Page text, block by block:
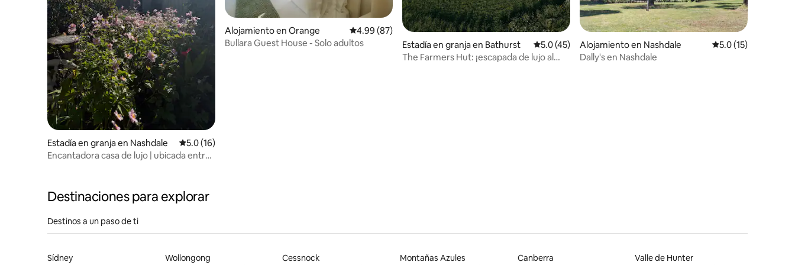
Estadía en granja en Nashdale Calificación promedio: 5.0 de 5, 16 reseñas
5.0 (16)
Encantadora casa de lujo | ubicada entre
Alojamiento en Orange Calificación promedio: 4.99 de 5, 87 reseñas
4.99 (87)
Bullara Guest House - Solo adultos
Estadía en granja en Bathurst Calificación promedio: 5.0 de 5, 45 reseñas
5.0 (45)
The Farmers Hut: ¡escapada de lujo al
Alojamiento en Nashdale Calificación
5.0 (15)
Dally's en Nashdale
Destinaciones para explorar
Destinos a un paso de ti
Sídney
Wollongong
Cessnock
Montañas Azules
Canberra
Valle de Hunter